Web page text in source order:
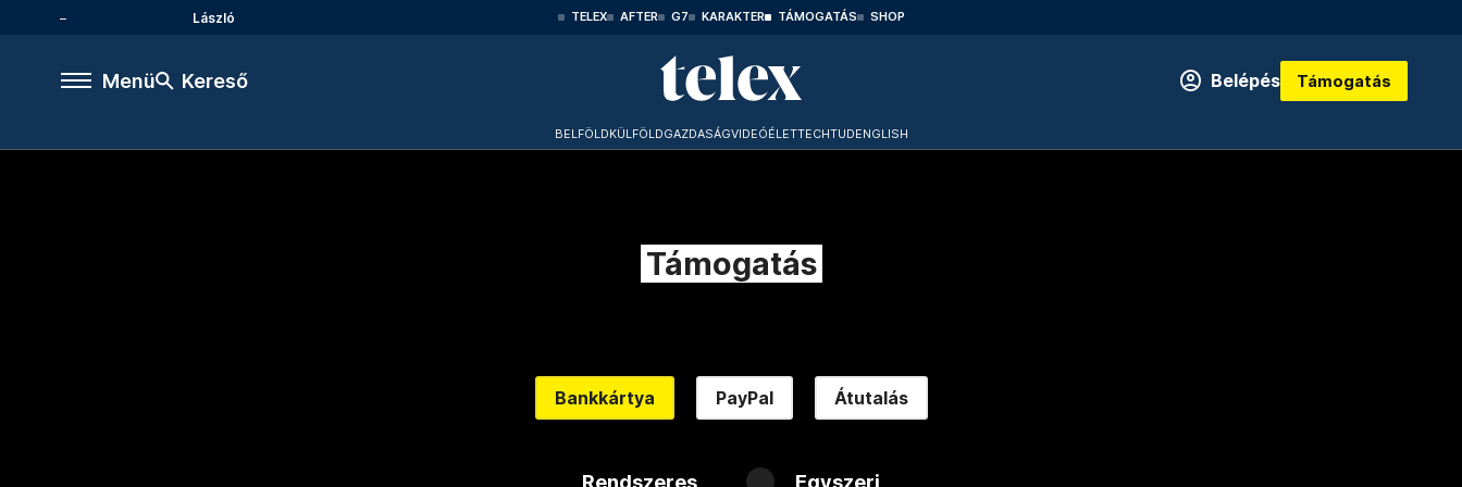
László TELEX AFTER G7 KARAKTER TÁMOGATÁS SHOP
Menü Kereső Belépés Támogatás
BELFÖLDKÜLFÖLDGAZDASÁGVIDEÓÉLETTECHTUDENGLISH
Támogatás
Bankkártya PayPal Átutalás
Rendszeres Egyszeri